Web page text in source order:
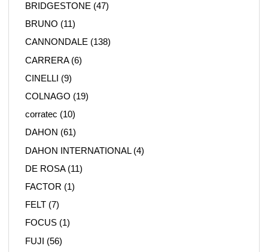
BRIDGESTONE (47)
BRUNO (11)
CANNONDALE (138)
CARRERA(6)
CINELLI (9)
COLNAGO (19)
corratec (10)
DAHON (61)
DAHON INTERNATIONAL(4)
DE ROSA(11)
FACTOR (1)
FELT (7)
FOCUS (1)
FUJI (56)